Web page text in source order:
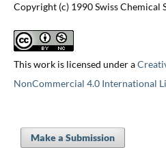
Copyright (c) 1990 Swiss Chemical
This work is licensed under a
NonCommercial 4.0 International
Make a Submission